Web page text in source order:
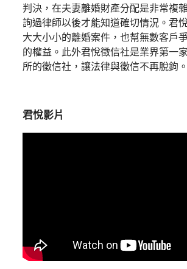
判決，在夫妻離婚財產分配是非常複
詢過律師以後才能知道確切情況。君
大大小小的離婚案件，也幫無數客戶
的權益。此外君悅徵信社是業界第一
所的徵信社，讓法律與徵信不再脫鉤。
君悅影片